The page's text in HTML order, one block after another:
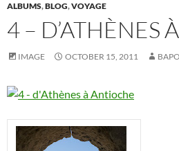
ALBUMS,BLOG,VOYAGE
4 – D’ATHÈNES
IMAGE OCTOBER 15, 2011